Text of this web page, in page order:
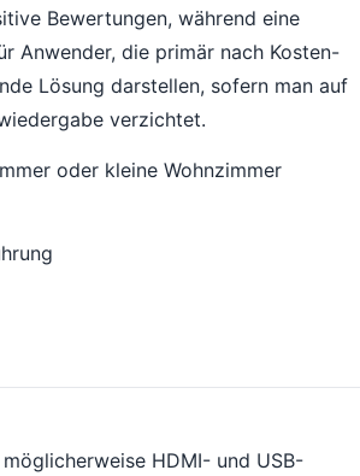
Bewertungen, während eine
Anwender, die primär nach Kosten-
Lösung darstellen, sofern man auf
verzichtet.
oder kleine Wohnzimmer
HDMI- und USB-